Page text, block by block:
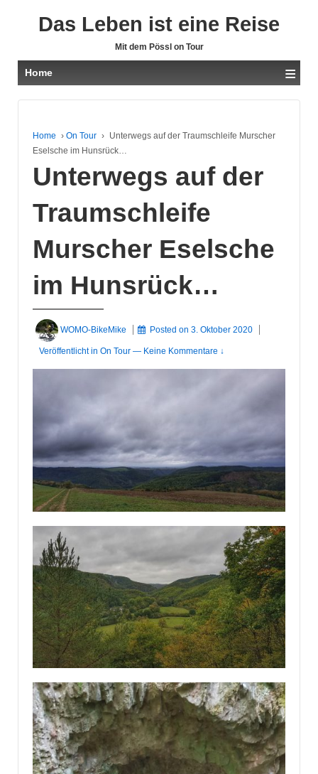
Das Leben ist eine Reise
Mit dem Pössl on Tour
Home ≡
Home › On Tour › Unterwegs auf der Traumschleife Murscher
Eselsche im Hunsrück…
Unterwegs auf der
Traumschleife
Murscher Eselsche
im Hunsrück…
WOMO-BikeMike Posted on3. Oktober 2020
Veröffentlicht in On Tour — Keine Kommentare ↓